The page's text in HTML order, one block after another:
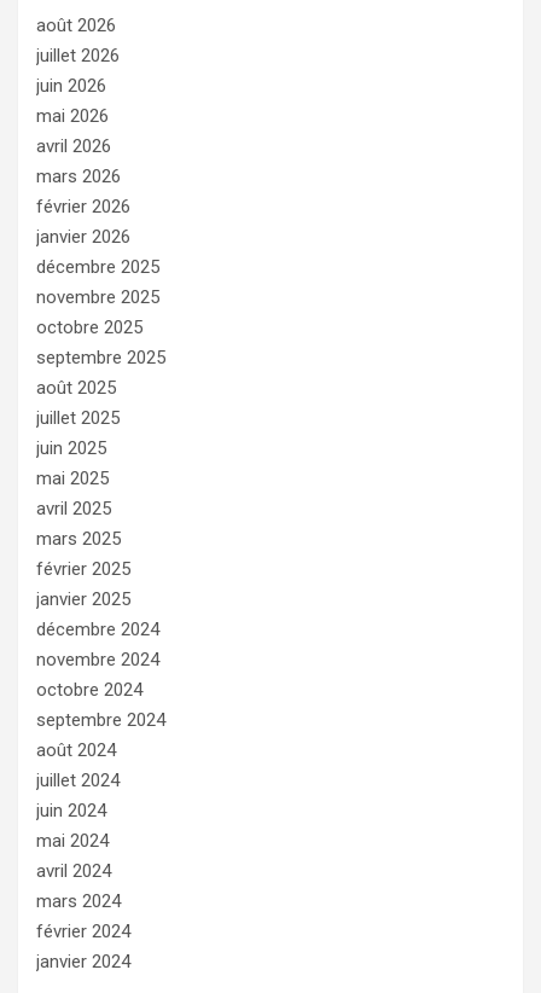
août 2026
juillet 2026
juin 2026
mai 2026
avril 2026
mars 2026
février 2026
janvier 2026
décembre 2025
novembre 2025
octobre 2025
septembre 2025
août 2025
juillet 2025
juin 2025
mai 2025
avril 2025
mars 2025
février 2025
janvier 2025
décembre 2024
novembre 2024
octobre 2024
septembre 2024
août 2024
juillet 2024
juin 2024
mai 2024
avril 2024
mars 2024
février 2024
janvier 2024